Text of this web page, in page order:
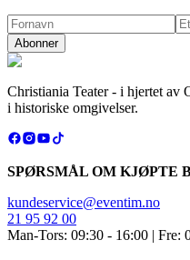
Abonner
Christiania Teater - i hjertet av
i historiske omgivelser.
SPØRSMÅL OM KJØPTE
kundeservice@eventim.no
21 95 92 00
Man-Tors: 09:30 - 16:00 | Fre: